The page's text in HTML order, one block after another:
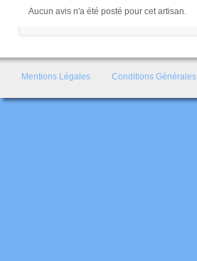
Aucun avis n'a été posté pour cet artisan.
Mentions Légales Conditions Générales